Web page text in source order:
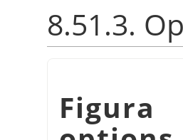
8.51.3.